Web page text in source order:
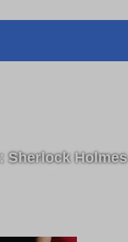
Sherlock Holmes